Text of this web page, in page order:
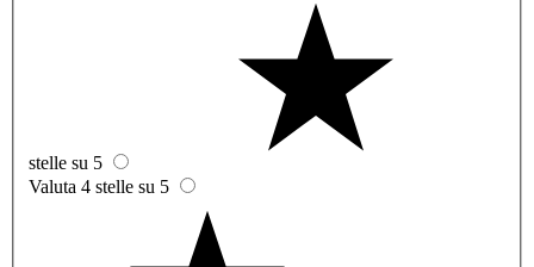
stelle su 5
Valuta 4 stelle su 5